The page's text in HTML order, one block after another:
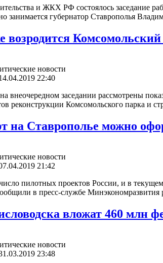
и ЖКХ РФ состоялось заседание
занимается губернатор Ставрополья
возродится
новости
22:40
внеочередном заседании рассмотрены
реконструкции Комсомольского парка и
на Ставрополье можно
новости
21:42
пилотных проектов России, и в
в пресс-службе Минэкономразвития
вложат 460 млн
новости
23:48